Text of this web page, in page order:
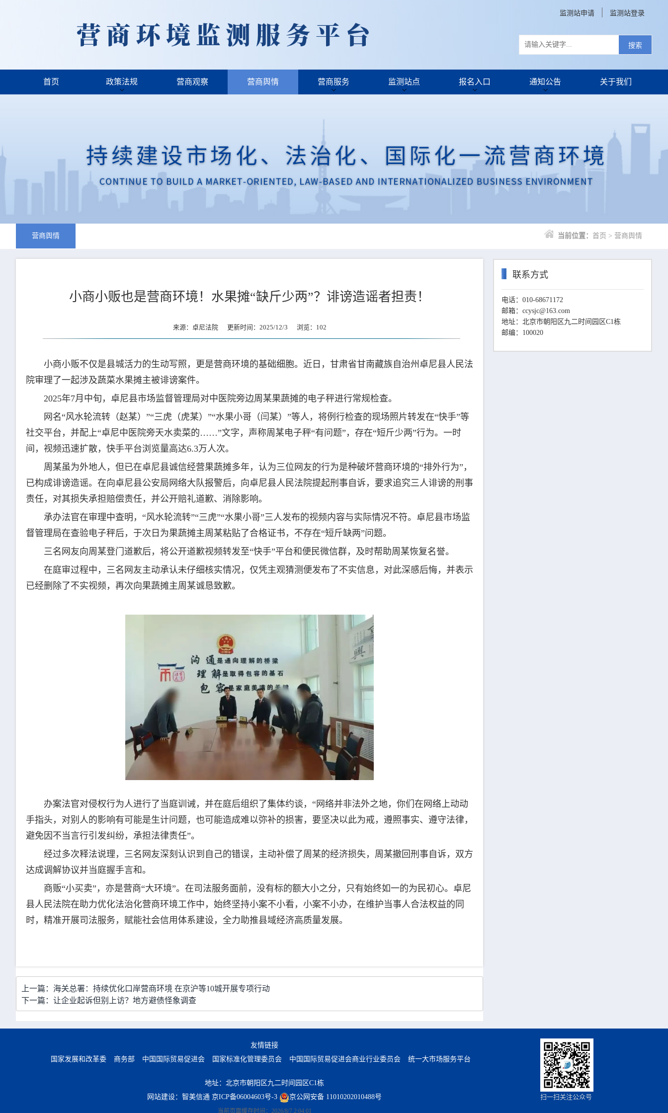
搜索
监测站申请 监测站登录
首页 政策法规 营商观察 营商舆情 营商服务 监测站点 报名入口 通知公告 关于我们
营商舆情 当前位置： 首页 > 营商舆情
小商小贩也是营商环境！水果摊“缺斤少两”？诽谤造谣者担责！
来源：卓尼法院 更新时间：2025/12/3 浏览： 102
小商小贩不仅是县城活力的生动写照，更是营商环境的基础细胞。近日，甘肃省甘南藏族自治州卓尼县人民法
院审理了一起涉及蔬菜水果摊主被诽谤案件。
2025年7月中旬，卓尼县市场监督管理局对中医院旁边周某果蔬摊的电子秤进行常规检查。
网名“风水轮流转（赵某）”“三虎（虎某）”“水果小哥（闫某）”等人，将例行检查的现场照片转发在“快手”等
社交平台，并配上“卓尼中医院旁天水卖菜的……”文字，声称周某电子秤“有问题”，存在“短斤少两”行为。一时
间，视频迅速扩散，快手平台浏览量高达6.3万人次。
周某虽为外地人，但已在卓尼县诚信经营果蔬摊多年，认为三位网友的行为是种破坏营商环境的“排外行为”，
已构成诽谤造谣。在向卓尼县公安局网络大队报警后，向卓尼县人民法院提起刑事自诉，要求追究三人诽谤的刑事
责任，对其损失承担赔偿责任，并公开赔礼道歉、消除影响。
承办法官在审理中查明，“风水轮流转”“三虎”“水果小哥”三人发布的视频内容与实际情况不符。卓尼县市场监
督管理局在查验电子秤后，于次日为果蔬摊主周某粘贴了合格证书，不存在“短斤缺两”问题。
三名网友向周某登门道歉后，将公开道歉视频转发至“快手”平台和便民微信群，及时帮助周某恢复名誉。
在庭审过程中，三名网友主动承认未仔细核实情况，仅凭主观猜测便发布了不实信息，对此深感后悔，并表示
已经删除了不实视频，再次向果蔬摊主周某诚恳致歉。
办案法官对侵权行为人进行了当庭训诫，并在庭后组织了集体约谈，“网络并非法外之地，你们在网络上动动
手指头，对别人的影响有可能是生计问题，也可能造成难以弥补的损害，要坚决以此为戒，遵照事实、遵守法律，
避免因不当言行引发纠纷，承担法律责任”。
经过多次释法说理，三名网友深刻认识到自己的错误，主动补偿了周某的经济损失，周某撤回刑事自诉，双方
达成调解协议并当庭握手言和。
商贩“小买卖”，亦是营商“大环境”。在司法服务面前，没有标的额大小之分，只有始终如一的为民初心。卓尼
县人民法院在助力优化法治化营商环境工作中，始终坚持小案不小看，小案不小办，在维护当事人合法权益的同
时，精准开展司法服务，赋能社会信用体系建设，全力助推县域经济高质量发展。
上一篇：海关总署：持续优化口岸营商环境 在京沪等10城开展专项行动
下一篇：让企业起诉但别上访？地方避债怪象调查
联系方式
电话：010-68671172
邮箱：ccysjc@163.com
地址：北京市朝阳区九二时间园区C1栋
邮编：100020
友情链接
国家发展和改革委
商务部 中国国际贸易促进会 国家标准化管理委员会 中国国际贸易促进会商业行业委员会 统一大市场服务平台
地址：北京市朝阳区九二时间园区C1栋
网站建设：智美信通 京ICP备06004603号-3 京公网安备 11010202010488号
当前页面缓存时间： 2026/8/7 2:04:01
扫一扫关注公众号